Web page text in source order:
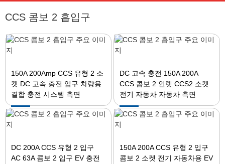
CCS 콤보 2 흡입구
150A 200Amp CCS 유형 2 소
켓 DC 고속 충전 입구 차량용
결합 충전 시스템 측면
DC 고속 충전 150A 200A
CCS 콤보 2 인렛 CCS2 소켓
전기 자동차 자동차 측면
DC 200A CCS 유형 2 입구
AC 63A 콤보 2 입구 EV 충전
150A 200A CCS 유형 2 입구
콤보 2 소켓 전기 자동차용 EV